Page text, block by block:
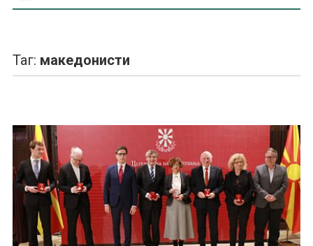
Таг: македонисти